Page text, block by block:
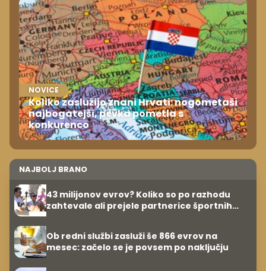
NOVICE
Koliko zaslužijo znani Hrvati: nogometaši
najbogatejši, pevka pometla s
konkurenco
NAJBOLJ BRANO
43 milijonov evrov? Koliko so po razhodu
zahtevale ali prejele partnerice športnih
Ob redni službi zasluži še 866 evrov na
mesec: začelo se je povsem po naključju